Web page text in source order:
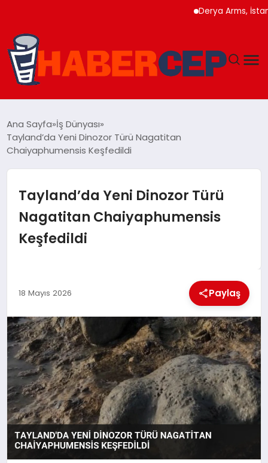
Derya Arms, İstanbul
GÜNDEM
EĞITIM
SOSYAL MEDYA
Ana Sayfa İş Dünyası
Tayland’da Yeni Dinozor Türü Nagatitan
Chaiyaphumensis Keşfedildi
Tayland’da Yeni Dinozor Türü
Nagatitan Chaiyaphumensis
Keşfedildi
18 Mayıs 2026 Paylaş